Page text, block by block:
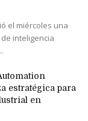
el miércoles una
inteligencia
estratégica para
en